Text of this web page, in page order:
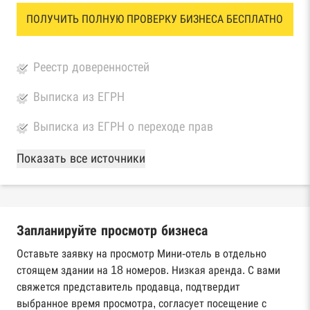
ПОЛУЧИТЬ ПОЛНУЮ ПРОВЕРКУ БИЗНЕСА БЕСПЛАТНО
Реестр доверенностей
Выписка из ЕГРН
Выписка из ЕГРН о переходе прав
База Росстата
Реестры ЕГРЮЛ и ЕГРИП Федеральной
Реестр государственных контрактов
Федерального казначейства
Картотека арбитражных дел Высшего
арбитражного суда
Показать все источники
Запланируйте просмотр бизнеса
Оставьте заявку на просмотр Мини-отель в отдельно
стоящем здании на 18 номеров. Низкая аренда. С вами
свяжется представитель продавца, подтвердит
выбранное время просмотра, согласует посещение с